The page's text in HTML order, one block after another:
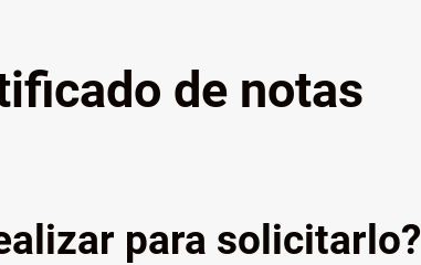
de notas
para solicitarlo?